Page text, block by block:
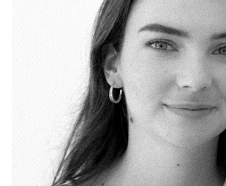
Formation :
Bac +2
Parcours pro : 3 ans Social
Digisanté, 2 ans Chargée de com°
Comptoirs, 3 ans Community
Leitmotiv :Doter les marques
digitale inspirée et